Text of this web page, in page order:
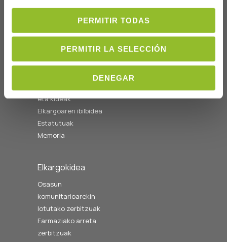
PERMITIR TODAS
PERMITIR LA SELECCIÓN
DENEGAR
cofgipuzkoa@cofgipuzkoa.eus
eta kideak
Elkargoaren ibilbidea
Estatutuak
Memoria
Elkargokidea
Osasun
komunitarioarekin
lotutako zerbitzuak
Farmaziako arreta
zerbitzuak